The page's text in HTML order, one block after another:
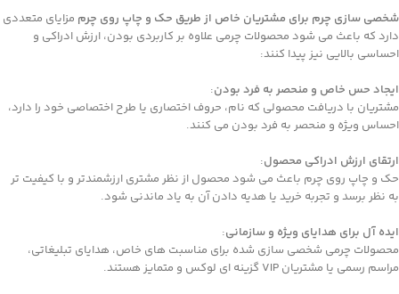
شخصی ‌سازی چرم برای مشتریان خاص از طریق حک و چاپ روی چرم مزایای متعددی
دارد که باعث می‌ شود محصولات چرمی علاوه بر کاربردی بودن، ارزش ادراکی و
احساسی بالایی نیز پیدا کنند:
ایجاد حس خاص و منحصر به ‌فرد بودن:
مشتریان با دریافت محصولی که نام، حروف اختصاری یا طرح اختصاصی خود را دارد،
احساس ویژه و منحصر به فرد بودن می‌ کنند.
ارتقای ارزش ادراکی محصول:
حک و چاپ روی چرم باعث می ‌شود محصول از نظر مشتری ارزشمندتر و با کیفیت ‌تر
به نظر برسد و تجربه خرید یا هدیه دادن آن به ‌یاد ماندنی شود.
ایده‌ آل برای هدایای ویژه و سازمانی:
محصولات چرمی شخصی‌ سازی ‌شده برای مناسبت ‌های خاص، هدایای تبلیغاتی،
مراسم رسمی یا مشتریان VIP گزینه ‌ای لوکس و متمایز هستند.